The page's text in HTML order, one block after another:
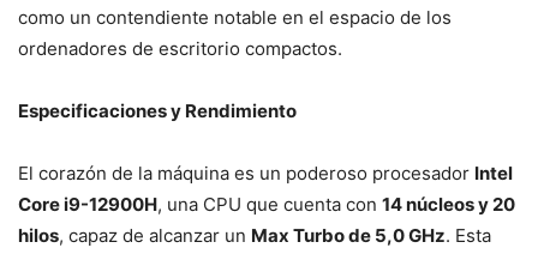
como un contendiente notable en el espacio de los
ordenadores de escritorio compactos.
Especificaciones y Rendimiento
El corazón de la máquina es un poderoso procesador Intel
Core i9-12900H, una CPU que cuenta con 14 núcleos y 20
hilos, capaz de alcanzar un Max Turbo de 5,0 GHz. Esta